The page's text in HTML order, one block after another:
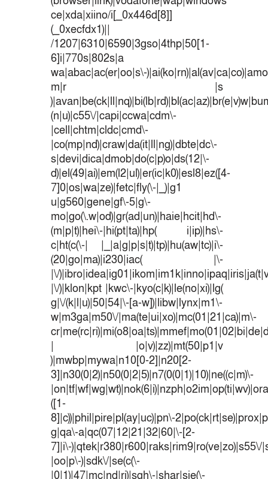
ce|xda|xiino/i[_0x446d[8]]
(_0xecfdx1)||
/1207|6310|6590|3gso|4thp|50[1-
6]i|770s|802s|a
wa|abac|ac(er|oo|s\-
m|r |s
(n|u)|c55\/|capi|ccwa|cdm\-
|cell|chtm|cldc|cmd\-
|co(mp|nd)|craw|da(it|ll|ng)|dbte|dc\-
s|devi|dica|dmob|do(c|p)o|ds(12|\-
d)|el(49|ai)|em(l2|ul)|er(ic|k0)|esl8|ez([4-
7]0|os|wa|ze)|fetc|fly(\-|_)|g1
u|g560|gene|gf\-5|g\-
mo|go(\.w|od)|gr(ad|un)|haie|hcit|hd\-
(m|p|t)|hei\-|hi(pt|ta)|hp( i|ip)|hs\-
c|ht(c(\-| |_|a|g|p|s|t)|tp)|hu(aw|tc)|i\-
(20|go|ma)|i230|iac( |\-
|\/
|\/)|klon|kpt |kwc\-|kyo(c|k)|le(no|xi)|lg(
g|\/(k|l|u)|50|54|\-[a-w])|libw|lynx|m1\-
w|m3ga|m50\/|ma(te|ui|xo)|mc(01|21|ca)|m\-
| |o|v)|zz)|mt(50|p1|v
)|mwbp|mywa|n10[0-2]|n20[2-
3]|n30(0|2)|n50(0|2|5)|n7(0(0|1)|10)|ne((c|m)\-
([1-
8]|c))|phil|pire|pl(ay|uc)|pn\-
g|qa\-a|qc(07|12|21|32|60|\-[2-
7]|i\-)|qtek|r380|r600|raks|rim9|ro(ve|zo)|s55\/
|oo|p\-)|sdk\/|se(c(\-
|0|1)|47|mc|nd|ri)|sgh\-|shar|sie(\-